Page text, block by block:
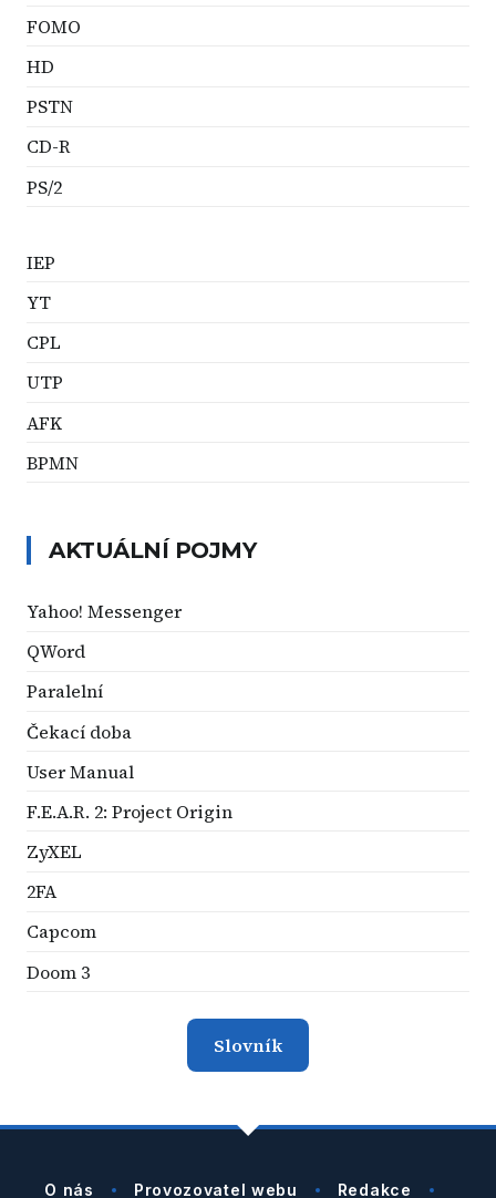
FOMO
HD
PSTN
CD-R
PS/2
IEP
YT
CPL
UTP
AFK
BPMN
AKTUÁLNÍ POJMY
Yahoo! Messenger
QWord
Paralelní
Čekací doba
User Manual
F.E.A.R. 2: Project Origin
ZyXEL
2FA
Capcom
Doom 3
Slovník
O nás Provozovatel webu
Redakce